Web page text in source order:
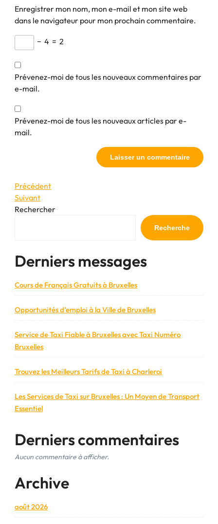
Enregistrer mon nom, mon e-mail et mon site web
dans le navigateur pour mon prochain commentaire.
− 4 = 2
Prévenez-moi de tous les nouveaux commentaires par
e-mail.
Prévenez-moi de tous les nouveaux articles par e-
mail.
Navigation
de
Article
précédent
Précédent
Article
suivant
Suivant
Rechercher
Recherche
Derniers messages
Cours de Français Gratuits à Bruxelles
Opportunités d’emploi à la Ville de Bruxelles
Service de Taxi Fiable à Bruxelles avec Taxi Numéro
Bruxelles
Trouvez les Meilleurs Tarifs de Taxi à Charleroi
Les Services de Taxi sur Bruxelles : Un Moyen de Transport
Essentiel
Derniers commentaires
Aucun commentaire à afficher.
Archive
août 2026